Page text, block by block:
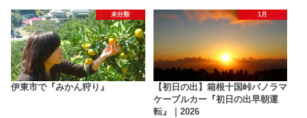
未分類
伊東市で『みかん狩り』
1月
【初日の出】箱根十国峠パノラマ
ケーブルカー『初日の出早朝運
転』｜2026